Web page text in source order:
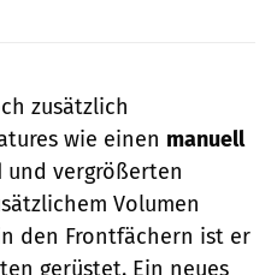
zusätzlich
wie einen manuell
und vergrößerten
Volumen
den Frontfächern ist er
gerüstet. Ein neues